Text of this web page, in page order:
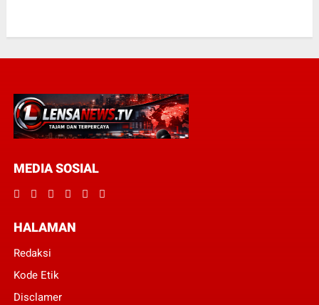
MEDIA SOSIAL
HALAMAN
Redaksi
Kode Etik
Disclamer